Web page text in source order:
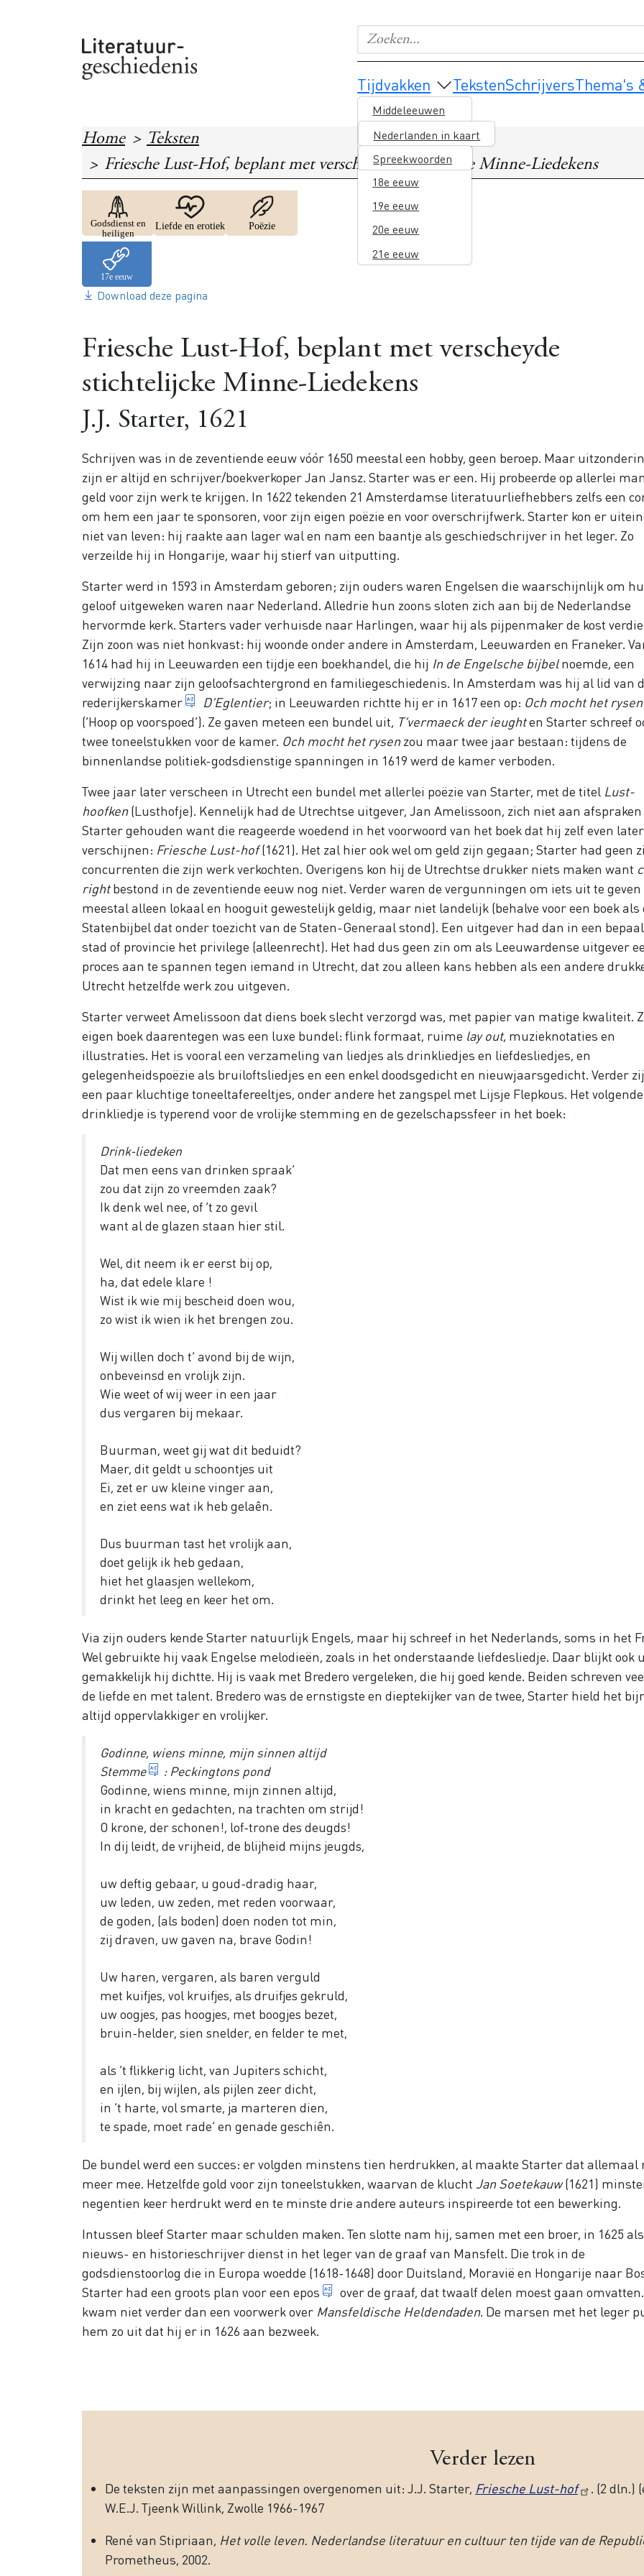
Zoeken...
Geef de woorden op waar je naar wilt zoeken.
Main navigation
Tijdvakken
Middeleeuwen
Nederlanden in kaart
16e eeuw
Spreekwoorden
17e eeuw
18e eeuw
19e eeuw
20e eeuw
21e eeuw
TekstenSchrijversThema's
Home
Teksten
Friesche Lust-Hof, beplant met verscheyde stichtelijcke Minne-Liedekens
Image
Godsdienst en
heiligen
Image
Liefde en erotiek
Image
Poëzie
Download deze pagina
Friesche Lust-Hof, beplant met verscheyde
stichtelijcke Minne-Liedekens
J.J. Starter, 1621
Schrijven was in de zeventiende eeuw vóór 1650 meestal een hobby, geen beroep. Maar
zijn er altijd en schrijver/boekverkoper Jan Jansz. Starter was er een. Hij probeerde op allerlei
geld voor zijn werk te krijgen. In 1622 tekenden 21 Amsterdamse literatuurliefhebbers zelfs een
om hem een jaar te sponsoren, voor zijn eigen poëzie en voor overschrijfwerk. Starter kon er
niet van leven: hij raakte aan lager wal en nam een baantje als geschiedschrijver in het leger. Zo
verzeilde hij in Hongarije, waar hij stierf van uitputting.
Starter werd in 1593 in Amsterdam geboren; zijn ouders waren Engelsen die waarschijnlijk om
geloof uitgeweken waren naar Nederland. Alledrie hun zoons sloten zich aan bij de Nederlandse
hervormde kerk. Starters vader verhuisde naar Harlingen, waar hij als pijpenmaker de kost
Zijn zoon was niet honkvast: hij woonde onder andere in Amsterdam, Leeuwarden en Franeker.
1614 had hij in Leeuwarden een tijdje een boekhandel, die hij In de Engelsche bijbelnoemde, een
verwijzing naar zijn geloofsachtergrond en familiegeschiedenis. In Amsterdam was hij al lid van
rederijkerskamer
literaire amateurvereniging
D’Eglentier; in Leeuwarden richtte hij er in 1617 een op: Och mocht het rysen
(‘Hoop op voorspoed’). Ze gaven meteen een bundel uit, T’vermaeck der ieughten Starter schreef
twee toneelstukken voor de kamer. Och mocht het rysenzou maar twee jaar bestaan: tijdens de
binnenlandse politiek-godsdienstige spanningen in 1619 werd de kamer verboden.
Twee jaar later verscheen in Utrecht een bundel met allerlei poëzie van Starter, met de titel Lust-
hoofken(Lusthofje). Kennelijk had de Utrechtse uitgever, Jan Amelissoon, zich niet aan
Starter gehouden want die reageerde woedend in het voorwoord van het boek dat hij zelf even
verschijnen: Friesche Lust-hof(1621). Het zal hier ook wel om geld zijn gegaan; Starter had geen
concurrenten die zijn werk verkochten. Overigens kon hij de Utrechtse drukker niets maken want
rightbestond in de zeventiende eeuw nog niet. Verder waren de vergunningen om iets uit te geven
meestal alleen lokaal en hooguit gewestelijk geldig, maar niet landelijk (behalve voor een boek als
Statenbijbel dat onder toezicht van de Staten-Generaal stond). Een uitgever had dan in een
stad of provincie het privilege (alleenrecht). Het had dus geen zin om als Leeuwardense uitgever
proces aan te spannen tegen iemand in Utrecht, dat zou alleen kans hebben als een andere
Utrecht hetzelfde werk zou uitgeven.
Starter verweet Amelissoon dat diens boek slecht verzorgd was, met papier van matige kwaliteit.
eigen boek daarentegen was een luxe bundel: flink formaat, ruime lay out, muzieknotaties en
illustraties. Het is vooral een verzameling van liedjes als drinkliedjes en liefdesliedjes, en
gelegenheidspoëzie als bruiloftsliedjes en een enkel doodsgedicht en nieuwjaarsgedicht. Verder
een paar kluchtige toneeltafereeltjes, onder andere het zangspel met Lijsje Flepkous. Het volgende
drinkliedje is typerend voor de vrolijke stemming en de gezelschapssfeer in het boek:
Drink-liedeken
Dat men eens van drinken spraak’
zou dat zijn zo vreemden zaak?
Ik denk wel nee, of ’t zo gevil
want al de glazen staan hier stil.
Wel, dit neem ik er eerst bij op,
ha, dat edele klare !
Wist ik wie mij bescheid doen wou,
zo wist ik wien ik het brengen zou.
Wij willen doch t’ avond bij de wijn,
onbeveinsd en vrolijk zijn.
Wie weet of wij weer in een jaar
dus vergaren bij mekaar.
Buurman, weet gij wat dit beduidt?
Maer, dit geldt u schoontjes uit
Ei, zet er uw kleine vinger aan,
en ziet eens wat ik heb gelaên.
Dus buurman tast het vrolijk aan,
doet gelijk ik heb gedaan,
hiet het glaasjen wellekom,
drinkt het leeg en keer het om.
Via zijn ouders kende Starter natuurlijk Engels, maar hij schreef in het Nederlands, soms in het
Wel gebruikte hij vaak Engelse melodieën, zoals in het onderstaande liefdesliedje. Daar blijkt ook
gemakkelijk hij dichtte. Hij is vaak met Bredero vergeleken, die hij goed kende. Beiden schreven
de liefde en met talent. Bredero was de ernstigste en dieptekijker van de twee, Starter hield het
altijd oppervlakkiger en vrolijker.
Godinne, wiens minne, mijn sinnen altijd
Stemme
Melodie
: Peckingtons pond
Godinne, wiens minne, mijn zinnen altijd,
in kracht en gedachten, na trachten om strijd!
O krone, der schonen!, lof-trone des deugds!
In dij leidt, de vrijheid, de blijheid mijns jeugds,
uw deftig gebaar, u goud-dradig haar,
uw leden, uw zeden, met reden voorwaar,
de goden, (als boden) doen noden tot min,
zij draven, uw gaven na, brave Godin!
Uw haren, vergaren, als baren verguld
met kuifjes, vol kruifjes, als druifjes gekruld,
uw oogjes, pas hoogjes, met boogjes bezet,
bruin-helder, sien snelder, en felder te met,
als ’t flikkerig licht, van Jupiters schicht,
en ijlen, bij wijlen, als pijlen zeer dicht,
in ’t harte, vol smarte, ja marteren dien,
te spade, moet rade’ en genade geschiên.
De bundel werd een succes: er volgden minstens tien herdrukken, al maakte Starter dat allemaal
meer mee. Hetzelfde gold voor zijn toneelstukken, waarvan de klucht Jan Soetekauw(1621)
negentien keer herdrukt werd en te minste drie andere auteurs inspireerde tot een bewerking.
Intussen bleef Starter maar schulden maken. Ten slotte nam hij, samen met een broer, in 1625 als
nieuws- en historieschrijver dienst in het leger van de graaf van Mansfelt. Die trok in de
godsdienstoorlog die in Europa woedde (1618-1648) door Duitsland, Moravië en Hongarije naar
Starter had een groots plan voor een epos lang heldenverhaal op rijm
over de graaf, dat twaalf delen moest gaan
kwam niet verder dan een voorwerk over Mansfeldische Heldendaden. De marsen met het leger
hem zo uit dat hij er in 1626 aan bezweek.
Verder lezen
De teksten zijn met aanpassingen overgenomen uit: J.J. Starter, Friesche Lust-hof
. (2 dln.)
W.E.J. Tjeenk Willink, Zwolle 1966-1967
René van Stipriaan, Het volle leven. Nederlandse literatuur en cultuur ten tijde van de
Prometheus, 2002.